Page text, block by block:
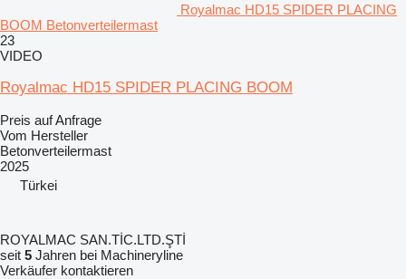
Royalmac HD15 SPIDER PLACING
BOOM Betonverteilermast
23
VIDEO
Royalmac HD15 SPIDER PLACING BOOM
Preis auf Anfrage
Vom Hersteller
Betonverteilermast
2025
Türkei
ROYALMAC SAN.TİC.LTD.ŞTİ
seit 5 Jahren bei Machineryline
Verkäufer kontaktieren